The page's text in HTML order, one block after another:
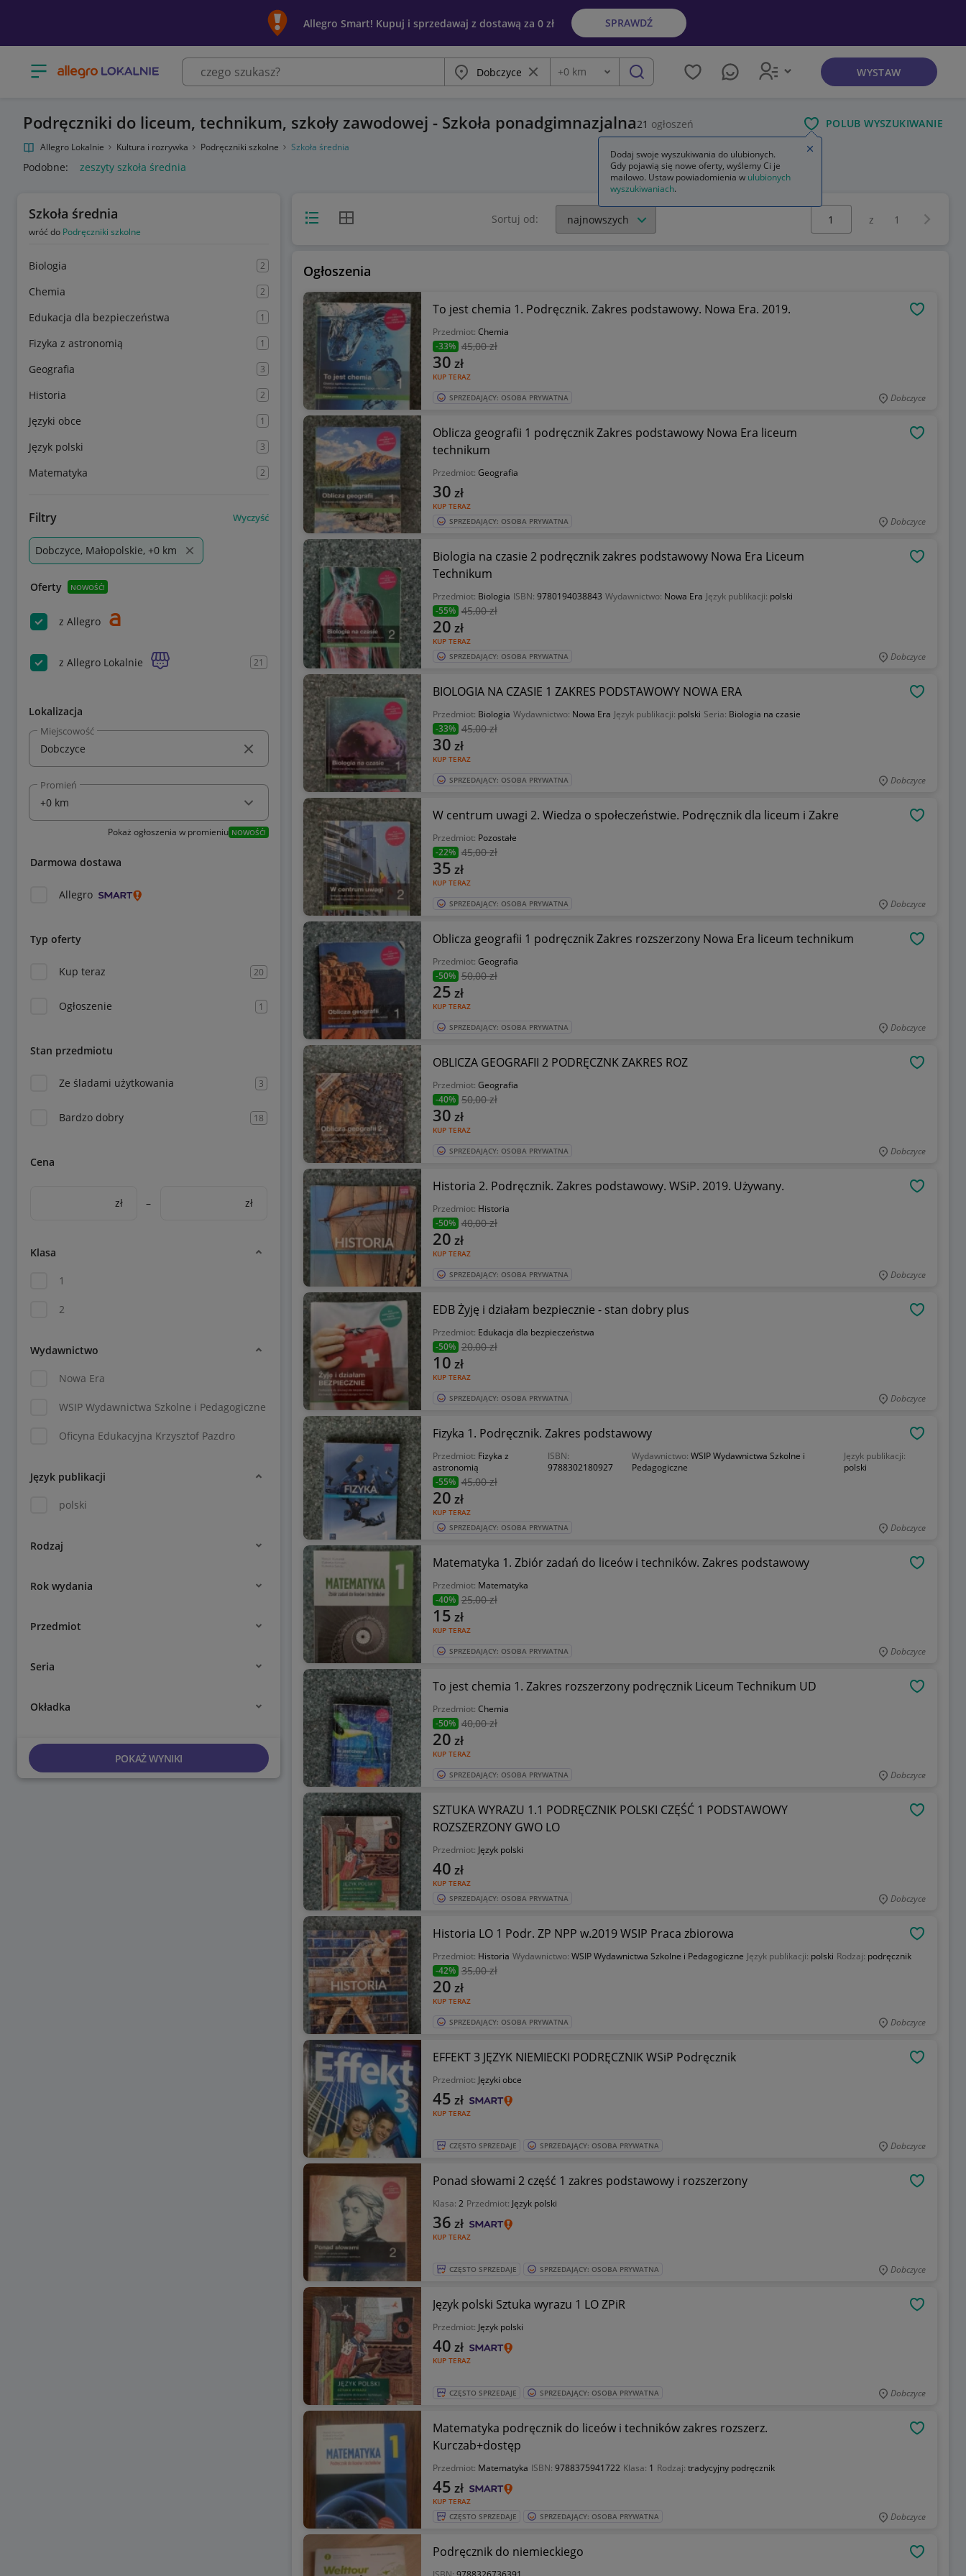
Allegro Smart! Kupuj i sprzedawaj z dostawą za 0 zł SPRAWDŹ
Otwórz menu z kategoriami Miasto Wyczyść frazę
Odległość
+0 km szukaj WYSTAW
Podręczniki do liceum, technikum, szkoły zawodowej - Szkoła ponadgimnazjalna21 ogłoszeń POLUB WYSZUKIWANIE
Allegro Lokalnie Kultura i rozrywka Podręczniki szkolne Szkoła średnia
Podobne: zeszyty szkoła średnia
Szkoła średnia
wróć do Podręczniki szkolne
Biologia 2
Chemia 2
Edukacja dla bezpieczeństwa 1
Fizyka z astronomią 1
Geografia 3
Historia 2
Języki obce 1
Język polski 3
Matematyka 2
Filtry Wyczyść
Dobczyce, Małopolskie, +0 km
Oferty NOWOŚĆ!
z Allegro
z Allegro Lokalnie 21
Lokalizacja
Miejscowość
Promień
Pokaż ogłoszenia w promieniu NOWOŚĆ!
Darmowa dostawa
Allegro
Typ oferty
Kup teraz 20
Ogłoszenie 1
Stan przedmiotu
Ze śladami użytkowania 3
Bardzo dobry 18
Cena
zł – zł
Klasa
1
2
Wydawnictwo
Nowa Era
WSIP Wydawnictwa Szkolne i Pedagogiczne
Oficyna Edukacyjna Krzysztof Pazdro
Język publikacji
polski
Rodzaj
Rok wydania
Przedmiot
Seria
Okładka
POKAŻ WYNIKI
Widok listyWidok siatki Sortuj od:
Wybierz stronę:
z 1
Ogłoszenia
To jest chemia 1. Podręcznik. Zakres podstawowy. Nowa Era. 2019.
Przedmiot: Chemia
-33% 45,00 zł
KUP TERAZ
30 zł
SPRZEDAJĄCY: OSOBA PRYWATNA Dobczyce
Oblicza geografii 1 podręcznik Zakres podstawowy Nowa Era liceum
technikum
Przedmiot: Geografia
KUP TERAZ
30 zł
SPRZEDAJĄCY: OSOBA PRYWATNA Dobczyce
Biologia na czasie 2 podręcznik zakres podstawowy Nowa Era Liceum
Technikum
Przedmiot: Biologia ISBN: 9780194038843 Wydawnictwo: Nowa Era Język publikacji: polski
-55% 45,00 zł
KUP TERAZ
20 zł
SPRZEDAJĄCY: OSOBA PRYWATNA Dobczyce
BIOLOGIA NA CZASIE 1 ZAKRES PODSTAWOWY NOWA ERA
Przedmiot: Biologia Wydawnictwo: Nowa Era Język publikacji: polski Seria: Biologia na czasie
-33% 45,00 zł
KUP TERAZ
30 zł
SPRZEDAJĄCY: OSOBA PRYWATNA Dobczyce
W centrum uwagi 2. Wiedza o społeczeństwie. Podręcznik dla liceum i Zakre
Przedmiot: Pozostałe
-22% 45,00 zł
KUP TERAZ
35 zł
SPRZEDAJĄCY: OSOBA PRYWATNA Dobczyce
Oblicza geografii 1 podręcznik Zakres rozszerzony Nowa Era liceum technikum
Przedmiot: Geografia
-50% 50,00 zł
KUP TERAZ
25 zł
SPRZEDAJĄCY: OSOBA PRYWATNA Dobczyce
OBLICZA GEOGRAFII 2 PODRĘCZNK ZAKRES ROZ
Przedmiot: Geografia
-40% 50,00 zł
KUP TERAZ
30 zł
SPRZEDAJĄCY: OSOBA PRYWATNA Dobczyce
Historia 2. Podręcznik. Zakres podstawowy. WSiP. 2019. Używany.
Przedmiot: Historia
-50% 40,00 zł
KUP TERAZ
20 zł
SPRZEDAJĄCY: OSOBA PRYWATNA Dobczyce
EDB Żyję i działam bezpiecznie - stan dobry plus
Przedmiot: Edukacja dla bezpieczeństwa
-50% 20,00 zł
KUP TERAZ
10 zł
SPRZEDAJĄCY: OSOBA PRYWATNA Dobczyce
Fizyka 1. Podręcznik. Zakres podstawowy
Przedmiot: Fizyka z
astronomią
ISBN:
9788302180927
Wydawnictwo: WSIP Wydawnictwa Szkolne i
Pedagogiczne
Język publikacji:
polski
-55% 45,00 zł
KUP TERAZ
20 zł
SPRZEDAJĄCY: OSOBA PRYWATNA Dobczyce
Matematyka 1. Zbiór zadań do liceów i techników. Zakres podstawowy
Przedmiot: Matematyka
-40% 25,00 zł
KUP TERAZ
15 zł
SPRZEDAJĄCY: OSOBA PRYWATNA Dobczyce
To jest chemia 1. Zakres rozszerzony podręcznik Liceum Technikum UD
Przedmiot: Chemia
-50% 40,00 zł
KUP TERAZ
20 zł
SPRZEDAJĄCY: OSOBA PRYWATNA Dobczyce
SZTUKA WYRAZU 1.1 PODRĘCZNIK POLSKI CZĘŚĆ 1 PODSTAWOWY
ROZSZERZONY GWO LO
Przedmiot: Język polski
KUP TERAZ
40 zł
SPRZEDAJĄCY: OSOBA PRYWATNA Dobczyce
Historia LO 1 Podr. ZP NPP w.2019 WSIP Praca zbiorowa
Przedmiot: Historia Wydawnictwo: WSIP Wydawnictwa Szkolne i Pedagogiczne Język publikacji: polski Rodzaj: podręcznik
-42% 35,00 zł
KUP TERAZ
20 zł
SPRZEDAJĄCY: OSOBA PRYWATNA Dobczyce
EFFEKT 3 JĘZYK NIEMIECKI PODRĘCZNIK WSiP Podręcznik
Przedmiot: Języki obce
KUP TERAZ
45 zł
CZĘSTO SPRZEDAJE SPRZEDAJĄCY: OSOBA PRYWATNA Dobczyce
Ponad słowami 2 część 1 zakres podstawowy i rozszerzony
Klasa: 2 Przedmiot: Język polski
KUP TERAZ
36 zł
CZĘSTO SPRZEDAJE SPRZEDAJĄCY: OSOBA PRYWATNA Dobczyce
Język polski Sztuka wyrazu 1 LO ZPiR
Przedmiot: Język polski
KUP TERAZ
40 zł
CZĘSTO SPRZEDAJE SPRZEDAJĄCY: OSOBA PRYWATNA Dobczyce
Matematyka podręcznik do liceów i techników zakres rozszerz.
Kurczab+dostęp
Przedmiot: Matematyka ISBN: 9788375941722 Klasa: 1 Rodzaj: tradycyjny podręcznik
KUP TERAZ
45 zł
CZĘSTO SPRZEDAJE SPRZEDAJĄCY: OSOBA PRYWATNA Dobczyce
Podręcznik do niemieckiego
Dodaj swoje wyszukiwania do ulubionych.
Gdy pojawią się nowe oferty, wyślemy Ci je
mailowo. Ustaw powiadomienia w ulubionych
wyszukiwaniach.
Zamknij wskazówkę